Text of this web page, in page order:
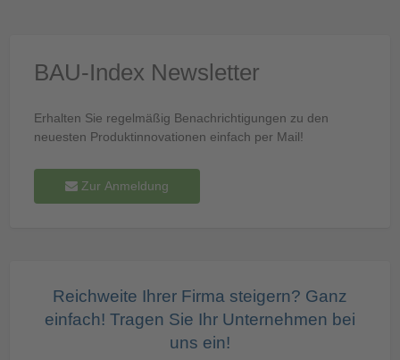
BAU-Index Newsletter
Erhalten Sie regelmäßig Benachrichtigungen zu den
neuesten Produktinnovationen einfach per Mail!
Zur Anmeldung
Reichweite Ihrer Firma steigern? Ganz
einfach! Tragen Sie Ihr Unternehmen bei
uns ein!